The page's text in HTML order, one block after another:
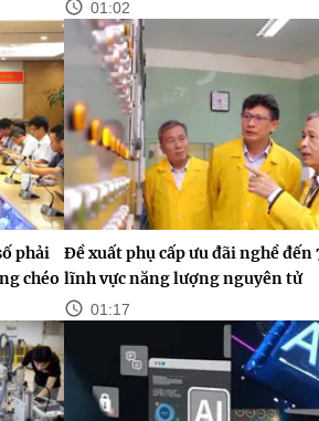
01:02
phải
chéo
Đề xuất phụ cấp ưu đãi nghề đến
lĩnh vực năng lượng nguyên tử
01:17